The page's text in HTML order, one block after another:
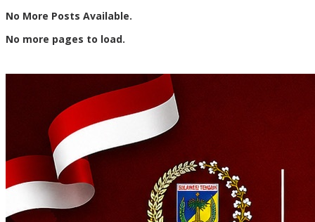
No More Posts Available.
No more pages to load.